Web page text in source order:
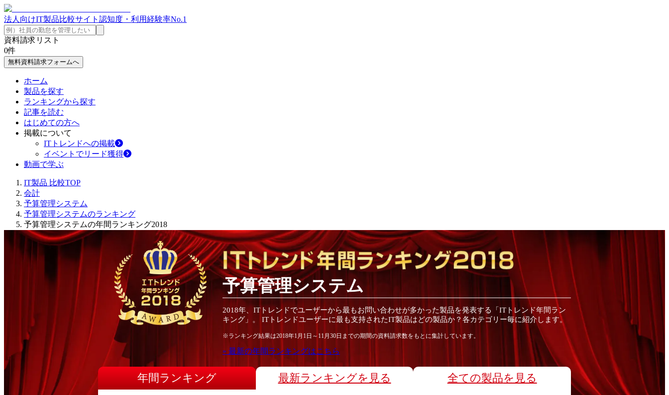
法人向けIT製品比較サイト 認知度・利用経験率No.1
資料請求リスト
0件
無料資料請求フォームへ
ホーム
製品を探す
ランキングから探す
記事を読む
はじめての方へ
掲載について
ITトレンドへの掲載
イベントでリード獲得
動画で学ぶ
IT製品 比較TOP
会計
予算管理システム
予算管理システムのランキング
予算管理システムの年間ランキング2018
予算管理システム
2018年、ITトレンドでユーザーから最もお問い合わせが多かった製品を発表する「ITトレンド年間ラン
キング」。 ITトレンドユーザーに最も支持されたIT製品はどの製品か？各カテゴリー毎に紹介します。
※ランキング結果は2018年1月1日～ 11月30日 までの期間の資料請求数をもとに集計しています。
» 最新の年間ランキングはこちら
年間ランキング 最新ランキングを見る 全ての製品を見る